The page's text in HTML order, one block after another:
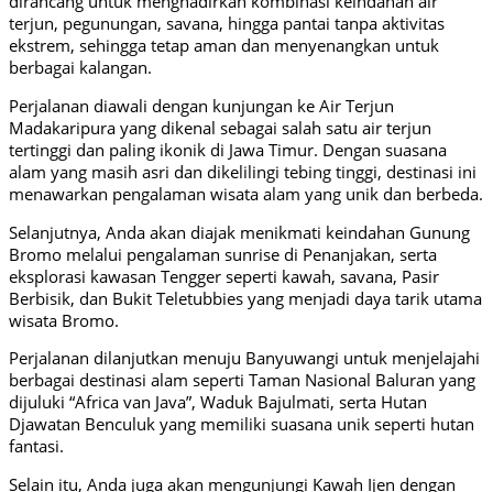
terjun, pegunungan, savana, hingga pantai tanpa aktivitas
ekstrem, sehingga tetap aman dan menyenangkan untuk
berbagai kalangan.
Perjalanan diawali dengan kunjungan ke Air Terjun
Madakaripura yang dikenal sebagai salah satu air terjun
tertinggi dan paling ikonik di Jawa Timur. Dengan suasana
alam yang masih asri dan dikelilingi tebing tinggi, destinasi ini
menawarkan pengalaman wisata alam yang unik dan berbeda.
Selanjutnya, Anda akan diajak menikmati keindahan Gunung
Bromo melalui pengalaman sunrise di Penanjakan, serta
eksplorasi kawasan Tengger seperti kawah, savana, Pasir
Berbisik, dan Bukit Teletubbies yang menjadi daya tarik utama
wisata Bromo.
Perjalanan dilanjutkan menuju Banyuwangi untuk menjelajahi
berbagai destinasi alam seperti Taman Nasional Baluran yang
dijuluki “Africa van Java”, Waduk Bajulmati, serta Hutan
Djawatan Benculuk yang memiliki suasana unik seperti hutan
fantasi.
Selain itu, Anda juga akan mengunjungi Kawah Ijen dengan